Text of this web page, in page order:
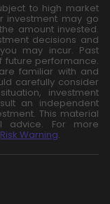
to high market
investment may go
amount invested.
decisions and
may incur. Past
performance.
familiar with and
carefully consider
investment
an independent
This material
advice. For more
Risk Warning.